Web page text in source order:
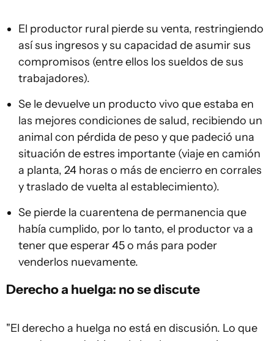
El productor rural pierde su venta, restringiendo
así sus ingresos y su capacidad de asumir sus
compromisos (entre ellos los sueldos de sus
trabajadores).
Se le devuelve un producto vivo que estaba en
las mejores condiciones de salud, recibiendo un
animal con pérdida de peso y que padeció una
situación de estres importante (viaje en camión
a planta, 24 horas o más de encierro en corrales
y traslado de vuelta al establecimiento).
Se pierde la cuarentena de permanencia que
había cumplido, por lo tanto, el productor va a
tener que esperar 45 o más para poder
venderlos nuevamente.
Derecho a huelga: no se discute
"El derecho a huelga no está en discusión. Lo que